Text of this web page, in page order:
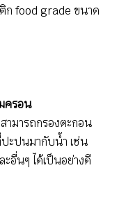
food grade ขนาด
ครอน
ามารถกรองตะกอน
ะปนมากับน้ำ เช่น
อื่นๆ ได้เป็นอย่างดี